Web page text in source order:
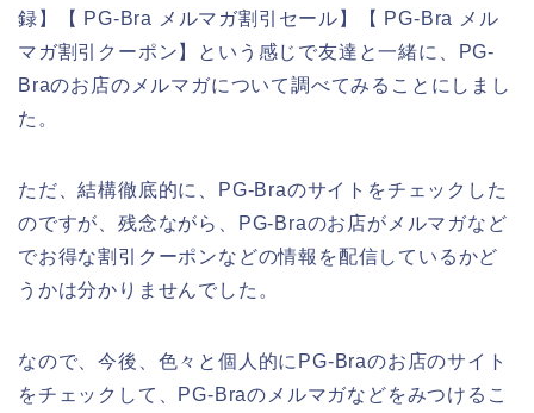
録】【 PG-Bra メルマガ割引セール】【 PG-Bra メル
マガ割引クーポン】という感じで友達と一緒に、PG-
Braのお店のメルマガについて調べてみることにしまし
た。
ただ、結構徹底的に、PG-Braのサイトをチェックした
のですが、残念ながら、PG-Braのお店がメルマガなど
でお得な割引クーポンなどの情報を配信しているかど
うかは分かりませんでした。
なので、今後、色々と個人的にPG-Braのお店のサイト
をチェックして、PG-Braのメルマガなどをみつけるこ